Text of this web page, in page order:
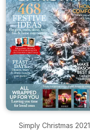
Simply Christmas 2021